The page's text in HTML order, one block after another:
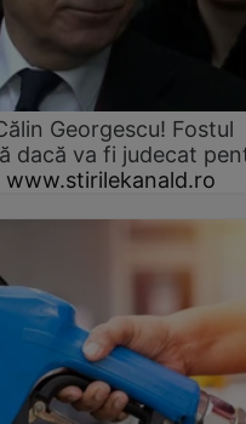
Georgescu! Fostul
dacă va fi judecat
www.stirilekanald.ro